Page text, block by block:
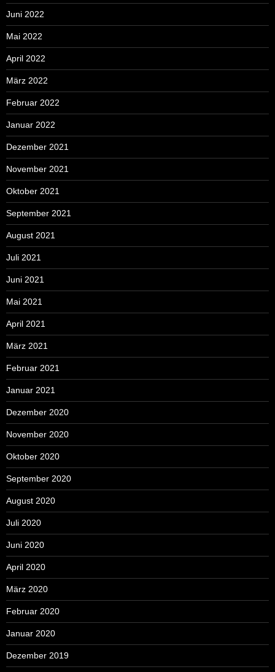
Juni 2022
Mai 2022
April 2022
März 2022
Februar 2022
Januar 2022
Dezember 2021
November 2021
Oktober 2021
September 2021
August 2021
Juli 2021
Juni 2021
Mai 2021
April 2021
März 2021
Februar 2021
Januar 2021
Dezember 2020
November 2020
Oktober 2020
September 2020
August 2020
Juli 2020
Juni 2020
April 2020
März 2020
Februar 2020
Januar 2020
Dezember 2019